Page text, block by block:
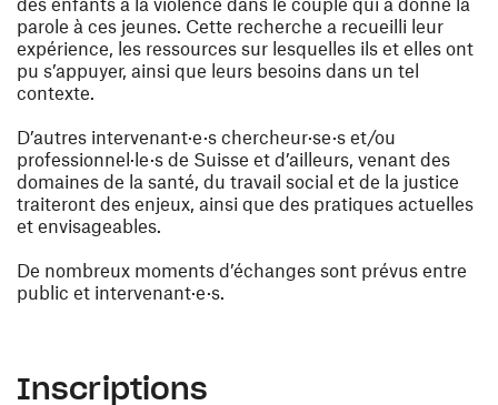
parole à ces jeunes. Cette recherche a recueilli leur
expérience, les ressources sur lesquelles ils et elles ont
pu s’appuyer, ainsi que leurs besoins dans un tel
contexte.
D’autres intervenant·e·s chercheur·se·s et/ou
professionnel·le·s de Suisse et d’ailleurs, venant des
domaines de la santé, du travail social et de la justice
traiteront des enjeux, ainsi que des pratiques actuelles
et envisageables.
De nombreux moments d’échanges sont prévus entre
public et intervenant·e·s.
Inscriptions